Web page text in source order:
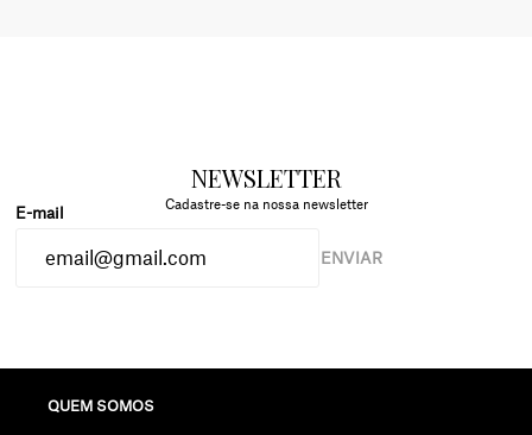
NEWSLETTER
Cadastre-se na nossa newsletter
ENVIAR
QUEM SOMOS